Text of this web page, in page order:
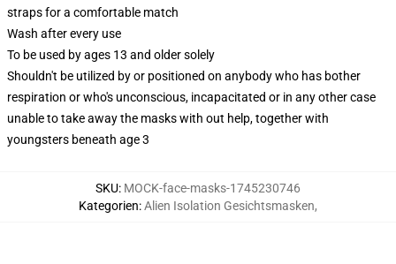
straps for a comfortable match
Wash after every use
To be used by ages 13 and older solely
Shouldn't be utilized by or positioned on anybody who has bother
respiration or who's unconscious, incapacitated or in any other case
unable to take away the masks with out help, together with
youngsters beneath age 3
SKU: MOCK-face-masks-1745230746
Kategorien:Alien Isolation Gesichtsmasken,